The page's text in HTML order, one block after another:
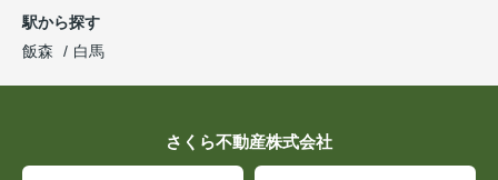
駅から探す
飯森
白馬
さくら不動産株式会社